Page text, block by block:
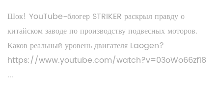
Шок! YouTube-блогер STRIKER раскрыл правду о
китайском заводе по производству подвесных моторов.
Каков реальный уровень двигателя Laogen?
https://www.youtube.com/watch?v=03oWo66zf18
...